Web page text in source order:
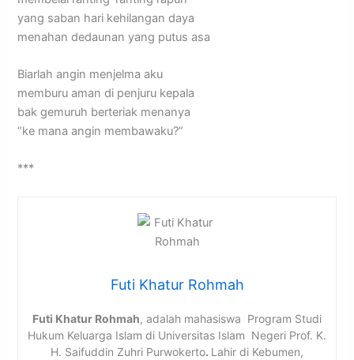
yang saban hari kehilangan daya
menahan dedaunan yang putus asa
Biarlah angin menjelma aku
memburu aman di penjuru kepala
bak gemuruh berteriak menanya
“ke mana angin membawaku?”
***
Futi Khatur Rohmah
Futi Khatur Rohmah, adalah mahasiswa Program Studi
Hukum Keluarga Islam di Universitas Islam Negeri Prof. K.
H. Saifuddin Zuhri Purwokerto. Lahir di Kebumen,